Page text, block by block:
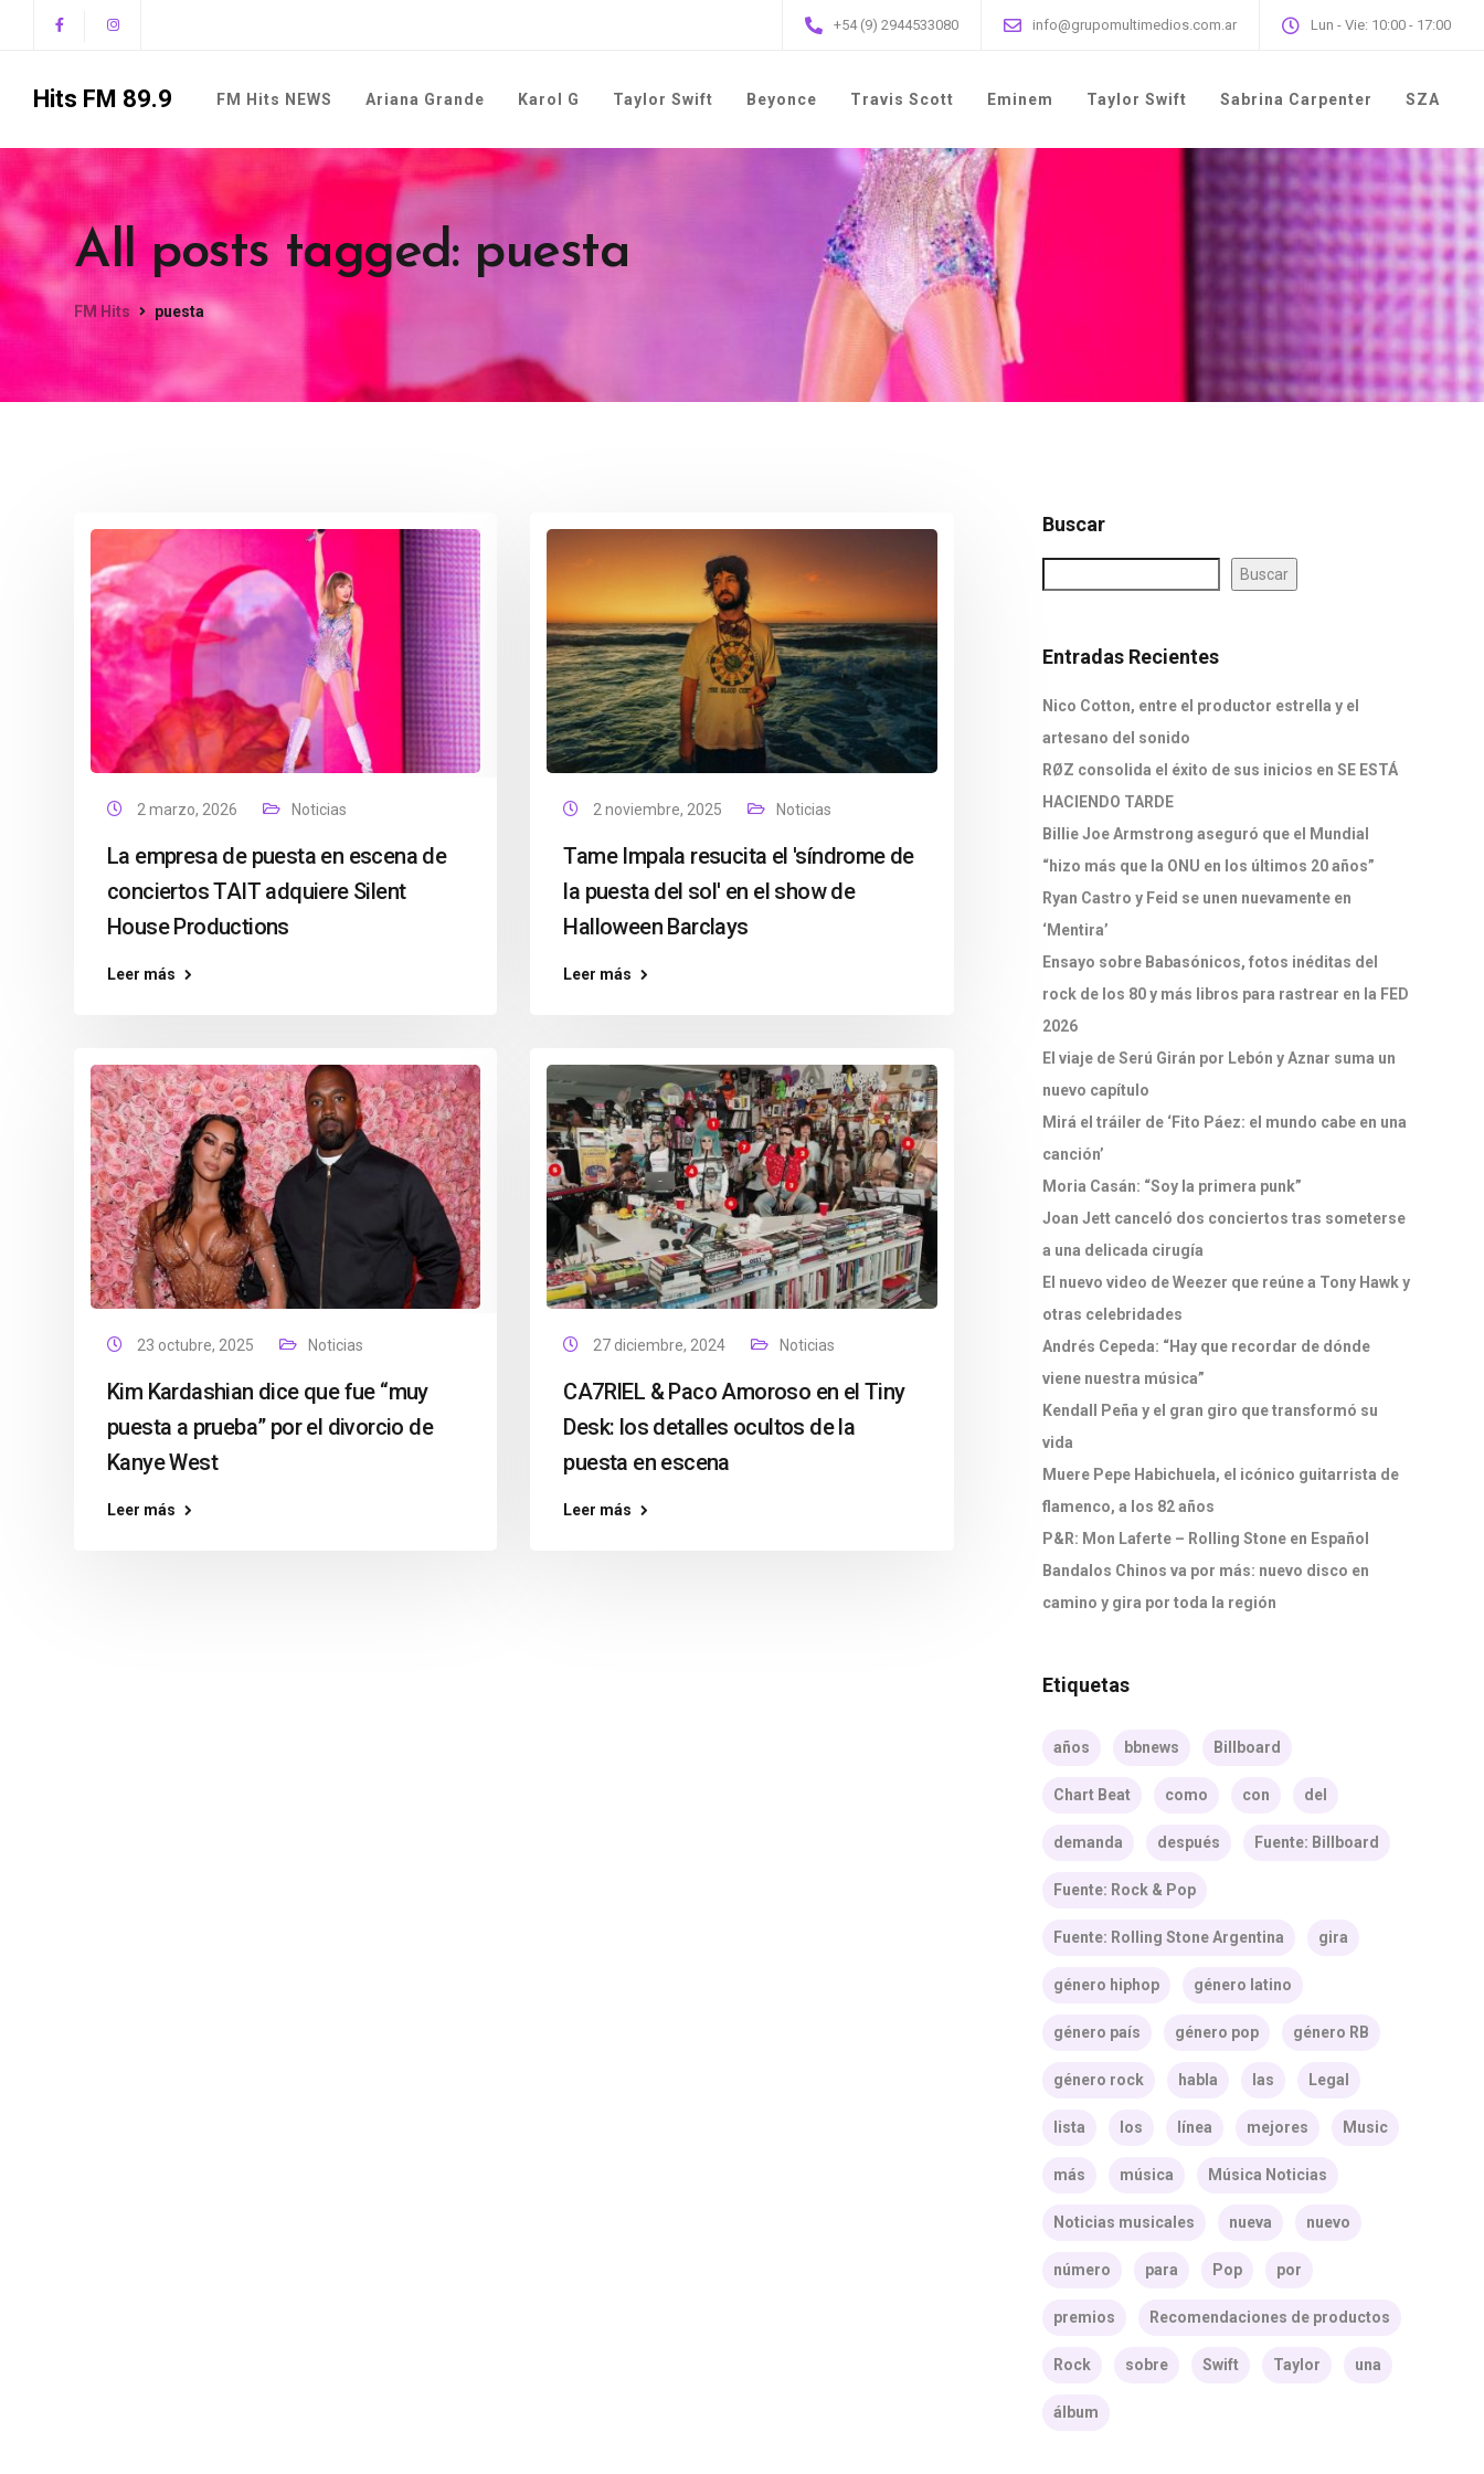
+54 (9) 2944533080 info@grupomultimedios.com.ar Lun - Vie: 10:00 - 17:00
Hits FM 89.9 FM Hits NEWS Ariana Grande Karol G Taylor Swift Beyonce Travis Scott Eminem Taylor Swift Sabrina Carpenter SZA
All posts tagged: puesta
FM Hits puesta
2 marzo, 2026 Noticias
La empresa de puesta en escena de
conciertos TAIT adquiere Silent
House Productions
Leer más
2 noviembre, 2025 Noticias
Tame Impala resucita el 'síndrome de
la puesta del sol' en el show de
Halloween Barclays
Leer más
23 octubre, 2025 Noticias
Kim Kardashian dice que fue “muy
puesta a prueba” por el divorcio de
Kanye West
Leer más
27 diciembre, 2024 Noticias
CA7RIEL & Paco Amoroso en el Tiny
Desk: los detalles ocultos de la
puesta en escena
Leer más
Buscar
Buscar
Entradas Recientes
Nico Cotton, entre el productor estrella y el
artesano del sonido
RØZ consolida el éxito de sus inicios en SE ESTÁ
HACIENDO TARDE
Billie Joe Armstrong aseguró que el Mundial
“hizo más que la ONU en los últimos 20 años”
Ryan Castro y Feid se unen nuevamente en
‘Mentira’
Ensayo sobre Babasónicos, fotos inéditas del
rock de los 80 y más libros para rastrear en la FED
2026
El viaje de Serú Girán por Lebón y Aznar suma un
nuevo capítulo
Mirá el tráiler de ‘Fito Páez: el mundo cabe en una
canción’
Moria Casán: “Soy la primera punk”
Joan Jett canceló dos conciertos tras someterse
a una delicada cirugía
El nuevo video de Weezer que reúne a Tony Hawk y
otras celebridades
Andrés Cepeda: “Hay que recordar de dónde
viene nuestra música”
Kendall Peña y el gran giro que transformó su
vida
Muere Pepe Habichuela, el icónico guitarrista de
flamenco, a los 82 años
P&R: Mon Laferte – Rolling Stone en Español
Bandalos Chinos va por más: nuevo disco en
camino y gira por toda la región
Etiquetas
años bbnews Billboard
Chart Beat como con del
demanda después Fuente: Billboard
Fuente: Rock & Pop
Fuente: Rolling Stone Argentina gira
género hiphop género latino
género país género pop género RB
género rock habla las Legal
lista los línea mejores Music
más música Música Noticias
Noticias musicales nueva nuevo
número para Pop por
premios Recomendaciones de productos
Rock sobre Swift Taylor una
álbum